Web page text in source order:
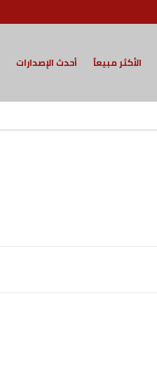
الأكثر مبيعاً أحدث الإصدارات